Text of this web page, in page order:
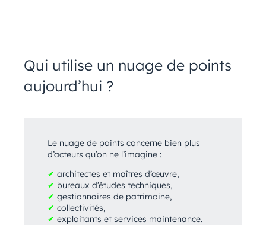
Qui utilise un nuage de points
aujourd’hui ?
Le nuage de points concerne bien plus
d’acteurs qu’on ne l’imagine :
✔ architectes et maîtres d’œuvre,
✔ bureaux d’études techniques,
✔ gestionnaires de patrimoine,
✔ collectivités,
✔ exploitants et services maintenance.